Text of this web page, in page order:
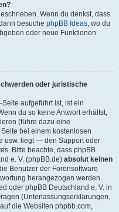
Wenn du denkst, dass
besuche phpBB Ideas, wo du
oder neue Funktionen
oder juristische
Seite aufgeführt ist, ist ein
du so keine Antwort erhältst,
(führe dazu eine
bei einem kostenlosen
usw. liegt — den Support oder
Bitte beachte, dass phpBB
e. V. (phpBB.de) absolut keinen
Benutzer der Forensoftware
herangezogen werden
oder phpBB Deutschland e. V. in
(Unterlassungserklärungen,
auf die Websiten phpbb.com,